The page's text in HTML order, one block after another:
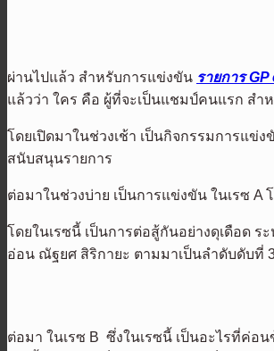
ผ่านไปแล้ว สำหรับการแข่งขัน รายการ
แล้วว่า ใคร คือ ผู้ที่จะเป็นแชมป์คนแรก สำ
โดยเปิดมาในช่วงเช้า เป็นกิจกรรมการแข่
สนับสนุนรายการ
ต่อมาในช่วงบ่าย เป็นการแข่งขัน ในเรซ A
โดยในเรซนี้ เป็นการต่อสู้กันอย่างดุเดือด
อ่อน ณัฐยศ สิริกายะ ตามมาเป็นลำดับดับ
ต่อมา ในเรซ B ซึ่งในเรซนี้ เป็นอะไรที่ค่อ